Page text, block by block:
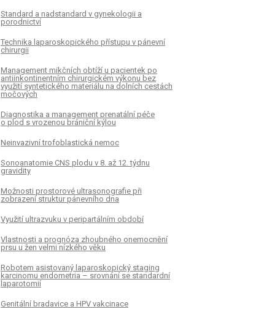
Standard a nadstandard v gynekologii a
porodnictví
Technika laparoskopického přístupu v pánevní
chirurgii
Management mikčních obtíží u pacientek po
antiinkontinentním chirurgickém výkonu bez
využití syntetického materiálu na dolních cestách
močových
Diagnostika a management prenatální péče
o plod s vrozenou brániční kýlou
Neinvazivní trofoblastická nemoc
Sonoanatomie CNS plodu v 8. až 12. týdnu
gravidity
Možnosti prostorové ultrasonografie při
zobrazení struktur pánevního dna
Využití ultrazvuku v peripartálním období
Vlastnosti a prognóza zhoubného onemocnění
prsu u žen velmi nízkého věku
Robotem asistovaný laparoskopický staging
karcinomu endometria – srovnání se standardní
laparotomií
Genitální bradavice a HPV vakcinace